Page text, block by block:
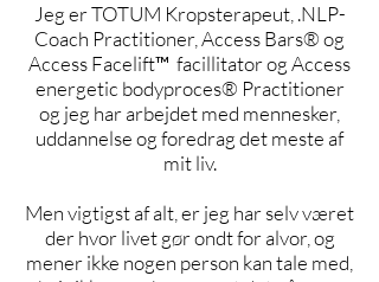
Jeg er TOTUM Kropsterapeut, .NLP-
Coach Practitioner, Access Bars® og
Access Facelift™ facillitator og Access
energetic bodyproces® Practitioner
og jeg har arbejdet med mennesker,
uddannelse og foredrag det meste af
mit liv.
Men vigtigst af alt, er jeg har selv været
der hvor livet gør ondt for alvor, og
mener ikke nogen person kan tale med,